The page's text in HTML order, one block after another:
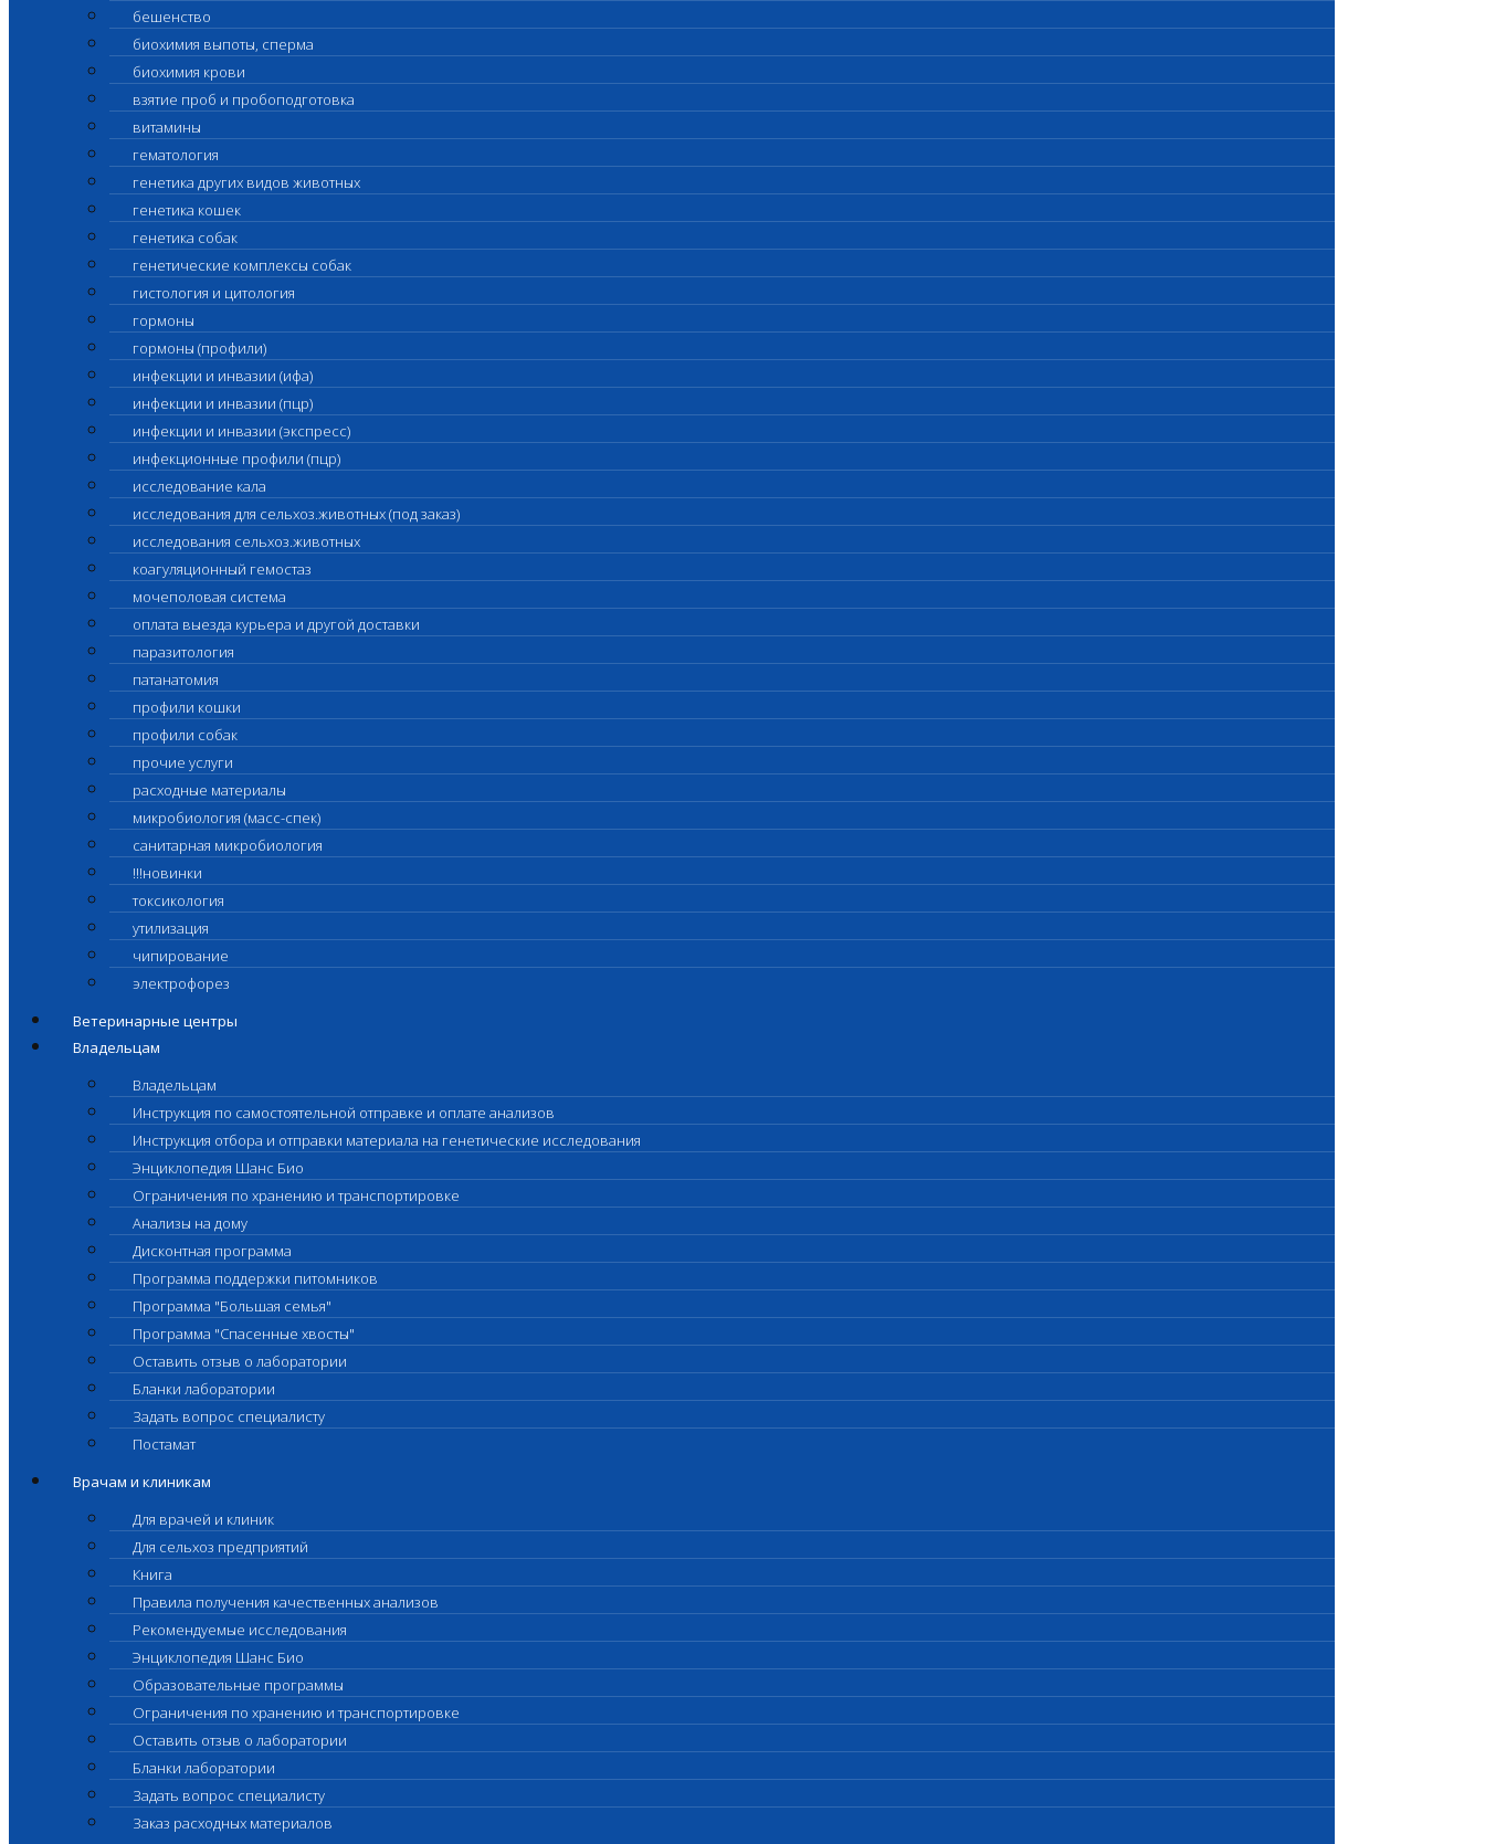
бешенство
биохимия выпоты, сперма
биохимия крови
взятие проб и пробоподготовка
витамины
гематология
генетика других видов животных
генетика кошек
генетика собак
генетические комплексы собак
гистология и цитология
гормоны
гормоны (профили)
инфекции и инвазии (ифа)
инфекции и инвазии (пцр)
инфекции и инвазии (экспресс)
инфекционные профили (пцр)
исследование кала
исследования для сельхоз.животных (под заказ)
исследования сельхоз.животных
коагуляционный гемостаз
мочеполовая система
оплата выезда курьера и другой доставки
паразитология
патанатомия
профили кошки
профили собак
прочие услуги
расходные материалы
микробиология (масс-спек)
санитарная микробиология
!!!новинки
токсикология
утилизация
чипирование
электрофорез
Ветеринарные центры
Владельцам
Владельцам
Инструкция по самостоятельной отправке и оплате анализов
Инструкция отбора и отправки материала на генетические исследования
Энциклопедия Шанс Био
Ограничения по хранению и транспортировке
Анализы на дому
Дисконтная программа
Программа поддержки питомников
Программа "Большая семья"
Программа "Спасенные хвосты"
Оставить отзыв о лаборатории
Бланки лаборатории
Задать вопрос специалисту
Постамат
Врачам и клиникам
Для врачей и клиник
Для сельхоз предприятий
Книга
Правила получения качественных анализов
Рекомендуемые исследования
Энциклопедия Шанс Био
Образовательные программы
Ограничения по хранению и транспортировке
Оставить отзыв о лаборатории
Бланки лаборатории
Задать вопрос специалисту
Заказ расходных материалов